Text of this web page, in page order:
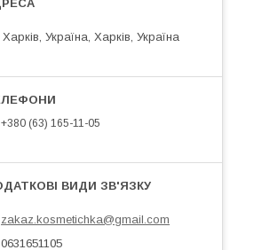
Харків, Україна, Харків, Україна
+380 (63) 165-11-05
zakaz.kosmetichka@gmail.com
0631651105